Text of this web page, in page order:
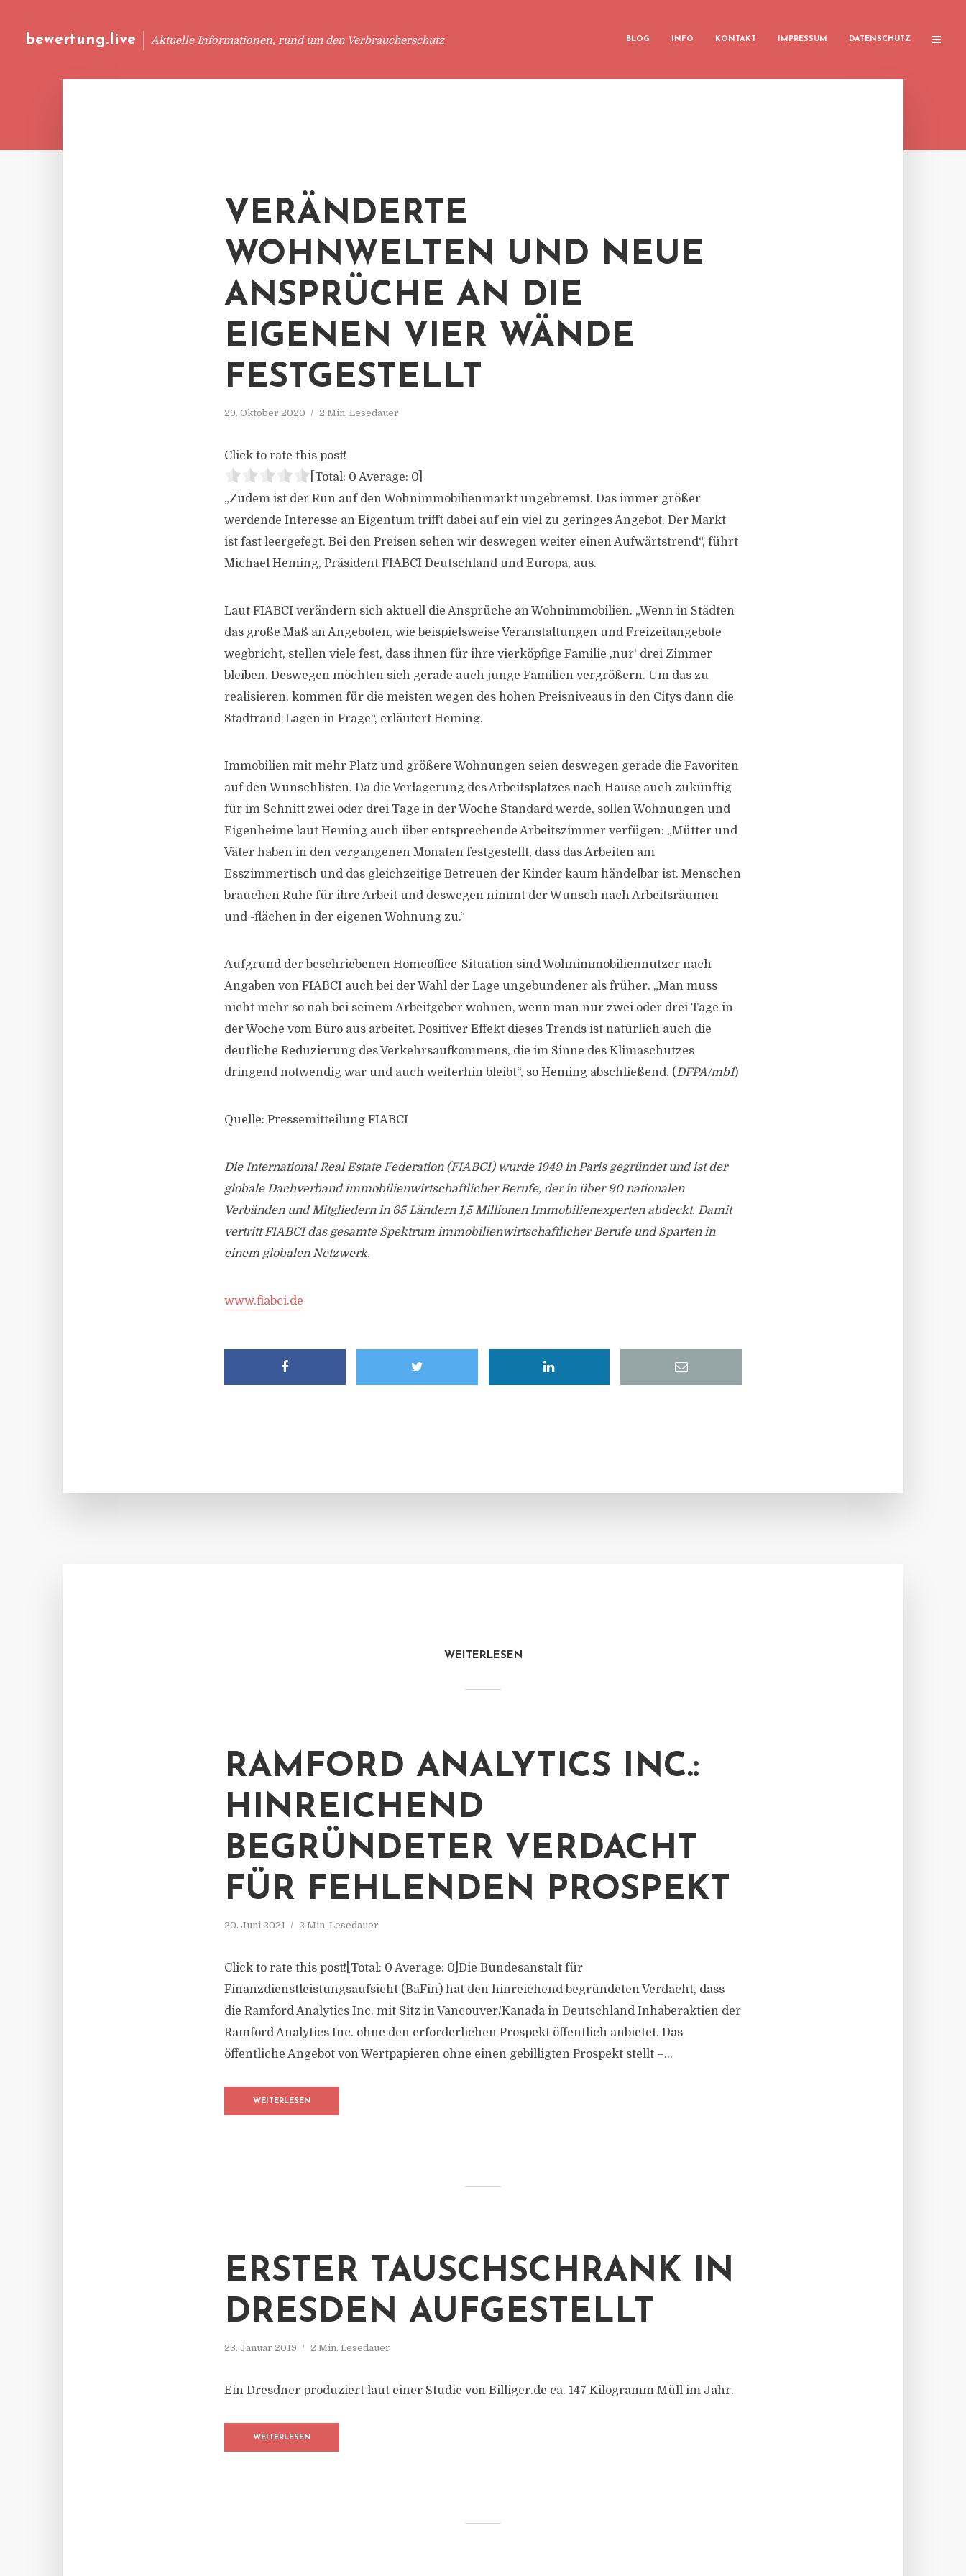
bewertung.live Aktuelle Informationen, rund um den Verbraucherschutz BLOG INFO KONTAKT IMPRESSUM DATENSCHUTZ
VERÄNDERTE
WOHNWELTEN UND NEUE
ANSPRÜCHE AN DIE
EIGENEN VIER WÄNDE
FESTGESTELLT
29. Oktober 2020 2 Min. Lesedauer
Click to rate this post!
[Total: 0 Average: 0
„Zudem ist der Run auf den Wohnimmobilienmarkt ungebremst. Das immer größer
werdende Interesse an Eigentum trifft dabei auf ein viel zu geringes Angebot. Der Markt
ist fast leergefegt. Bei den Preisen sehen wir deswegen weiter einen Aufwärtstrend“, führt
Michael Heming, Präsident FIABCI Deutschland und Europa, aus.
Laut FIABCI verändern sich aktuell die Ansprüche an Wohnimmobilien. „Wenn in Städten
das große Maß an Angeboten, wie beispielsweise Veranstaltungen und Freizeitangebote
wegbricht, stellen viele fest, dass ihnen für ihre vierköpfige Familie ,nur‘ drei Zimmer
bleiben. Deswegen möchten sich gerade auch junge Familien vergrößern. Um das zu
realisieren, kommen für die meisten wegen des hohen Preisniveaus in den Citys dann die
Stadtrand-Lagen in Frage“, erläutert Heming.
Immobilien mit mehr Platz und größere Wohnungen seien deswegen gerade die Favoriten
auf den Wunschlisten. Da die Verlagerung des Arbeitsplatzes nach Hause auch zukünftig
für im Schnitt zwei oder drei Tage in der Woche Standard werde, sollen Wohnungen und
Eigenheime laut Heming auch über entsprechende Arbeitszimmer verfügen: „Mütter und
Väter haben in den vergangenen Monaten festgestellt, dass das Arbeiten am
Esszimmertisch und das gleichzeitige Betreuen der Kinder kaum händelbar ist. Menschen
brauchen Ruhe für ihre Arbeit und deswegen nimmt der Wunsch nach Arbeitsräumen
und -flächen in der eigenen Wohnung zu.“
Aufgrund der beschriebenen Homeoffice-Situation sind Wohnimmobiliennutzer nach
Angaben von FIABCI auch bei der Wahl der Lage ungebundener als früher. „Man muss
nicht mehr so nah bei seinem Arbeitgeber wohnen, wenn man nur zwei oder drei Tage in
der Woche vom Büro aus arbeitet. Positiver Effekt dieses Trends ist natürlich auch die
deutliche Reduzierung des Verkehrsaufkommens, die im Sinne des Klimaschutzes
dringend notwendig war und auch weiterhin bleibt“, so Heming abschließend. (DFPA/mb1)
Quelle: Pressemitteilung FIABCI
Die International Real Estate Federation (FIABCI) wurde 1949 in Paris gegründet und ist der
globale Dachverband immobilienwirtschaftlicher Berufe, der in über 90 nationalen
Verbänden und Mitgliedern in 65 Ländern 1,5 Millionen Immobilienexperten abdeckt. Damit
vertritt FIABCI das gesamte Spektrum immobilienwirtschaftlicher Berufe und Sparten in
einem globalen Netzwerk.
www.fiabci.de
WEITERLESEN
RAMFORD ANALYTICS INC.:
HINREICHEND
BEGRÜNDETER VERDACHT
FÜR FEHLENDEN PROSPEKT
20. Juni 2021 2 Min. Lesedauer
Click to rate this post![Total: 0 Average: 0]Die Bundesanstalt für
Finanzdienstleistungsaufsicht (BaFin) hat den hinreichend begründeten Verdacht, dass
die Ramford Analytics Inc. mit Sitz in Vancouver/Kanada in Deutschland Inhaberaktien der
Ramford Analytics Inc. ohne den erforderlichen Prospekt öffentlich anbietet. Das
öffentliche Angebot von Wertpapieren ohne einen gebilligten Prospekt stellt –...
WEITERLESEN
ERSTER TAUSCHSCHRANK IN
DRESDEN AUFGESTELLT
23. Januar 2019 2 Min. Lesedauer
Ein Dresdner produziert laut einer Studie von Billiger.de ca. 147 Kilogramm Müll im Jahr.
WEITERLESEN